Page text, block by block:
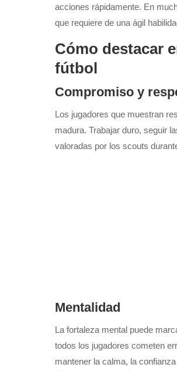
acciones rápidamente. En
que requiere de una ágil
Cómo destacar
fútbol
Compromiso y
Los jugadores que muestran
madura. Trabajar duro, seguir
valoradas por los scouts
Mentalidad
La fortaleza mental puede
todos los jugadores cometen
mantener la calma, la